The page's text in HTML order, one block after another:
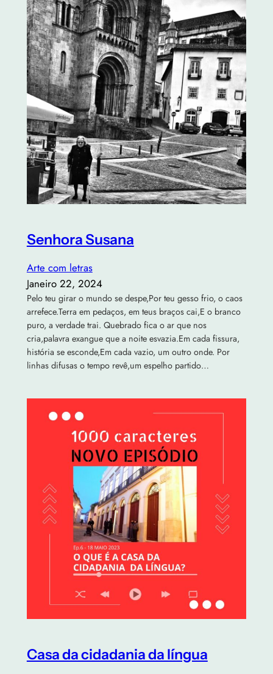
Senhora Susana
Arte com letras
Janeiro 22, 2024
Pelo teu girar o mundo se despe,Por teu gesso frio, o caos
arrefece.Terra em pedaços, em teus braços cai,E o branco
puro, a verdade trai. Quebrado fica o ar que nos
cria,palavra exangue que a noite esvazia.Em cada fissura,
história se esconde,Em cada vazio, um outro onde. Por
linhas difusas o tempo revê,um espelho partido…
Casa da cidadania da língua